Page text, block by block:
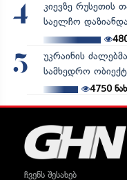
4
კიევზე რუსეთის
საელჩო
5
უკრაინის
სამხედრო
4750
ჩვენს შესახებ